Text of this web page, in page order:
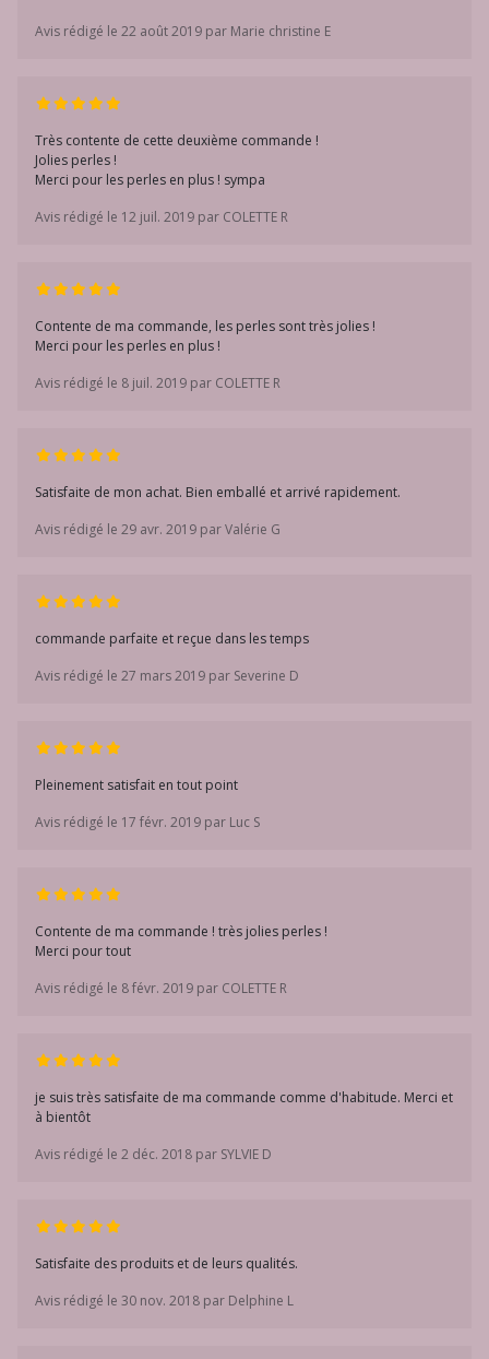
Avis rédigé le 22 août 2019 par Marie christine E
Très contente de cette deuxième commande !
Jolies perles !
Merci pour les perles en plus ! sympa
Avis rédigé le 12 juil. 2019 par COLETTE R
Contente de ma commande, les perles sont très jolies !
Merci pour les perles en plus !
Avis rédigé le 8 juil. 2019 par COLETTE R
Satisfaite de mon achat. Bien emballé et arrivé rapidement.
Avis rédigé le 29 avr. 2019 par Valérie G
commande parfaite et reçue dans les temps
Avis rédigé le 27 mars 2019 par Severine D
Pleinement satisfait en tout point
Avis rédigé le 17 févr. 2019 par Luc S
Contente de ma commande ! très jolies perles !
Merci pour tout
Avis rédigé le 8 févr. 2019 par COLETTE R
je suis très satisfaite de ma commande comme d'habitude. Merci et
à bientôt
Avis rédigé le 2 déc. 2018 par SYLVIE D
Satisfaite des produits et de leurs qualités.
Avis rédigé le 30 nov. 2018 par Delphine L